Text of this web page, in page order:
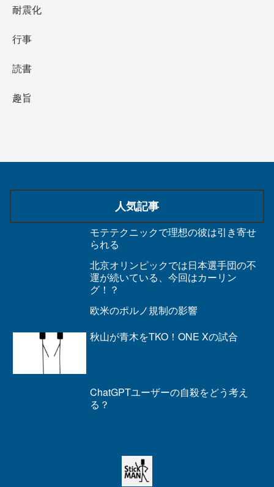
耐震化
行事
読書
趣旨
人気記事
モテテクニックで理想の彼は引き寄せ
られる
北京オリンピックでは日本選手団の不
運が続いている、今回はカーリン
グ！？
欧米のポルノ規制の影響
秋山が青木をTKO！ONE Xの試合
ChatGPTユーザーの自殺をどう考え
る？